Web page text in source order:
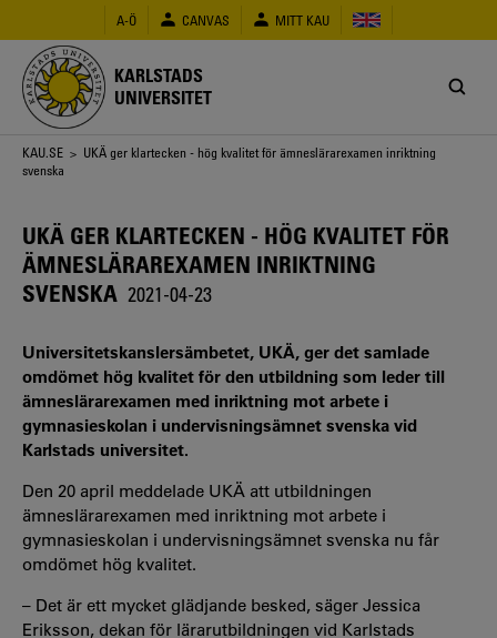
huvudinnehåll
A-Ö CANVAS MITT KAU
KARLSTADS
UNIVERSITET
Länkstig
KAU.SE > UKÄ ger klartecken - hög kvalitet för ämneslärarexamen inriktning
svenska
UKÄ GER KLARTECKEN - HÖG KVALITET FÖR
ÄMNESLÄRAREXAMEN INRIKTNING
SVENSKA 2021-04-23
Universitetskanslersämbetet, UKÄ, ger det samlade
omdömet hög kvalitet för den utbildning som leder till
ämneslärarexamen med inriktning mot arbete i
gymnasieskolan i undervisningsämnet svenska vid
Karlstads universitet.
Den 20 april meddelade UKÄ att utbildningen
ämneslärarexamen med inriktning mot arbete i
gymnasieskolan i undervisningsämnet svenska nu får
omdömet hög kvalitet.
– Det är ett mycket glädjande besked, säger Jessica
Eriksson, dekan för lärarutbildningen vid Karlstads